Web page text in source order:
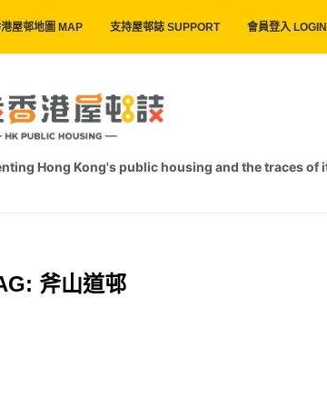
屋邨地圖 MAP 支持屋邨誌 SUPPORT 會員登入 LOGIN
Hong Kong's public housing and the traces of
斧山道邨